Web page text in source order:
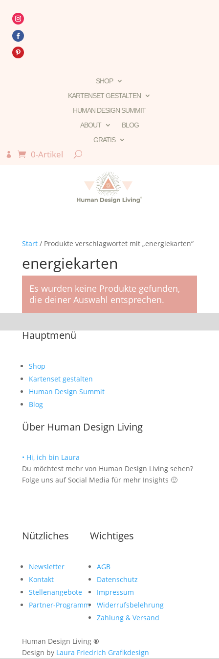
SHOP
KARTENSET GESTALTEN
HUMAN DESIGN SUMMIT
ABOUT
BLOG
GRATIS
 0-Artikel
Start/ Produkte verschlagwortet mit „energiekarten“
energiekarten
Es wurden keine Produkte gefunden,
die deiner Auswahl entsprechen.
Hauptmenü
Shop
Kartenset gestalten
Human Design Summit
Blog
Über Human Design Living
• Hi, ich bin Laura
Du möchtest mehr von Human Design Living sehen?
Folge uns auf Social Media für mehr Insights 🙂
Nützliches
Newsletter
Kontakt
Stellenangebote
Partner-Programm
Wichtiges
AGB
Datenschutz
Impressum
Widerrufsbelehrung
Zahlung & Versand
Human Design Living ®
Design by Laura Friedrich Grafikdesign